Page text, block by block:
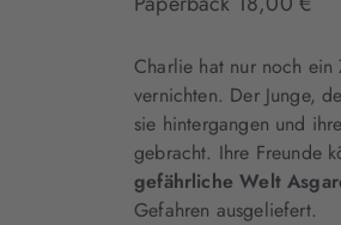
Charlie hat nur noch ein
vernichten. Der Junge,
sie hintergangen und
gebracht. Ihre Freunde
gefährliche Welt
Gefahren ausgeliefert.